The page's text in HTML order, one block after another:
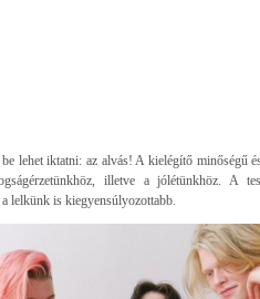
lehet iktatni: az alvás! A kielégítő minőségű
illetve a jólétünkhöz. A
lelkünk is kiegyensúlyozottabb.